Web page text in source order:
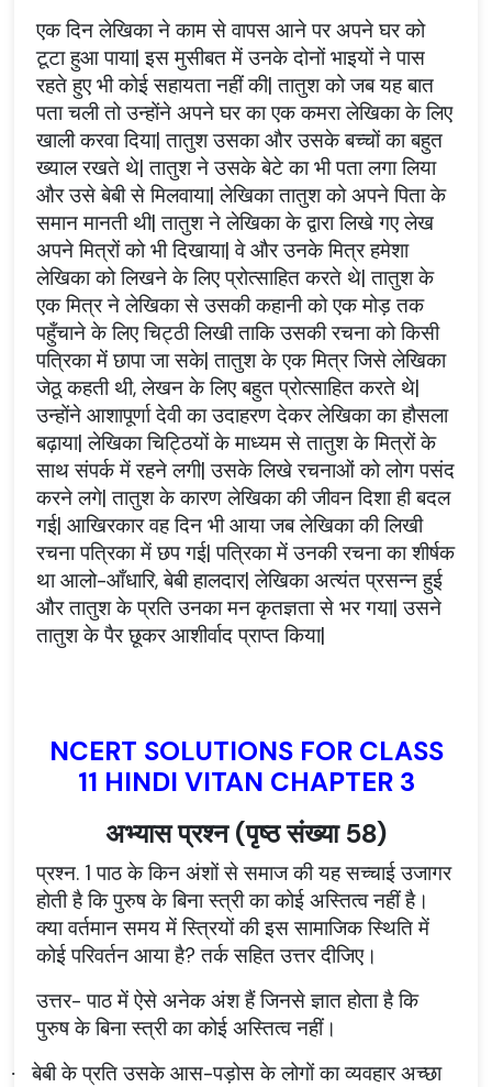
एक दिन लेखिका ने काम से वापस आने पर अपने घर को
टूटा हुआ पाया| इस मुसीबत में उनके दोनों भाइयों ने पास
रहते हुए भी कोई सहायता नहीं की| तातुश को जब यह बात
पता चली तो उन्होंने अपने घर का एक कमरा लेखिका के लिए
खाली करवा दिया| तातुश उसका और उसके बच्चों का बहुत
ख्याल रखते थे| तातुश ने उसके बेटे का भी पता लगा लिया
और उसे बेबी से मिलवाया| लेखिका तातुश को अपने पिता के
समान मानती थी| तातुश ने लेखिका के द्वारा लिखे गए लेख
अपने मित्रों को भी दिखाया| वे और उनके मित्र हमेशा
लेखिका को लिखने के लिए प्रोत्साहित करते थे| तातुश के
एक मित्र ने लेखिका से उसकी कहानी को एक मोड़ तक
पहुँचाने के लिए चिट्ठी लिखी ताकि उसकी रचना को किसी
पत्रिका में छापा जा सके| तातुश के एक मित्र जिसे लेखिका
जेठू कहती थी, लेखन के लिए बहुत प्रोत्साहित करते थे|
उन्होंने आशापूर्णा देवी का उदाहरण देकर लेखिका का हौसला
बढ़ाया| लेखिका चिट्ठियों के माध्यम से तातुश के मित्रों के
साथ संपर्क में रहने लगी| उसके लिखे रचनाओं को लोग पसंद
करने लगे| तातुश के कारण लेखिका की जीवन दिशा ही बदल
गई| आखिरकार वह दिन भी आया जब लेखिका की लिखी
रचना पत्रिका में छप गई| पत्रिका में उनकी रचना का शीर्षक
था आलो-आँधारि, बेबी हालदार| लेखिका अत्यंत प्रसन्न हुई
और तातुश के प्रति उनका मन कृतज्ञता से भर गया| उसने
तातुश के पैर छूकर आशीर्वाद प्राप्त किया|
NCERT SOLUTIONS FOR CLASS
11 HINDI VITAN CHAPTER 3
अभ्यास प्रश्न (पृष्ठ संख्या 58)
प्रश्न. 1 पाठ के किन अंशों से समाज की यह सच्चाई उजागर
होती है कि पुरुष के बिना स्त्री का कोई अस्तित्व नहीं है।
क्या वर्तमान समय में स्त्रियों की इस सामाजिक स्थिति में
कोई परिवर्तन आया है? तर्क सहित उत्तर दीजिए।
उत्तर- पाठ में ऐसे अनेक अंश हैं जिनसे ज्ञात होता है कि
पुरुष के बिना स्त्री का कोई अस्तित्व नहीं।
· बेबी के प्रति उसके आस-पड़ोस के लोगों का व्यवहार अच्छा